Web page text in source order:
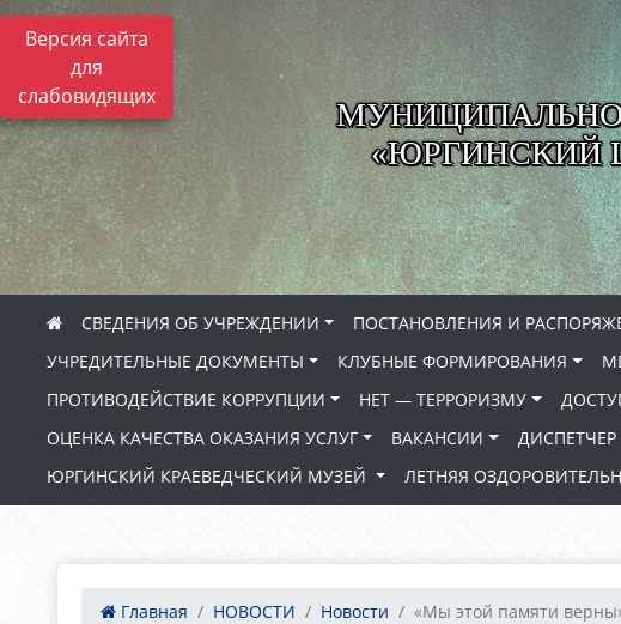
Версия сайта
для
слабовидящих
«ЮРГИНСКИЙ
СВЕДЕНИЯ ОБ УЧРЕЖДЕНИИ
ПОСТАНОВЛЕНИЯ И
УЧРЕДИТЕЛЬНЫЕ ДОКУМЕНТЫ
КЛУБНЫЕ ФОРМИРОВАНИЯ
ПРОТИВОДЕЙСТВИЕ КОРРУПЦИИ
НЕТ — ТЕРРОРИЗМУ
ОЦЕНКА КАЧЕСТВА ОКАЗАНИЯ УСЛУГ
ВАКАНСИИ
ЮРГИНСКИЙ КРАЕВЕДЧЕСКИЙ МУЗЕЙ
ЛЕТНЯЯ
Главная НОВОСТИ Новости «Мы этой памяти